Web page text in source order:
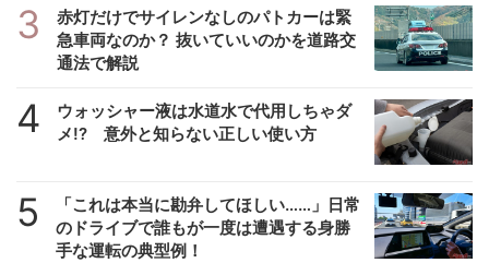
3
赤灯だけでサイレンなしのパトカーは緊
急車両なのか？ 抜いていいのかを道路交
通法で解説
4
ウォッシャー液は水道水で代用しちゃダ
メ!? 意外と知らない正しい使い方
5
「これは本当に勘弁してほしい……」日常
のドライブで誰もが一度は遭遇する身勝
手な運転の典型例！